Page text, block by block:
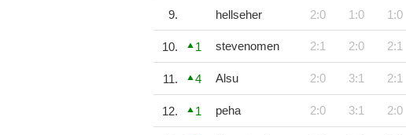
9. hellseher 2:0 1:0 1:0
10. 1 stevenomen 2:1 2:0 2:1
11. 4 Alsu 2:0 3:1 2:1
12. 1 peha 2:0 3:1 2:0